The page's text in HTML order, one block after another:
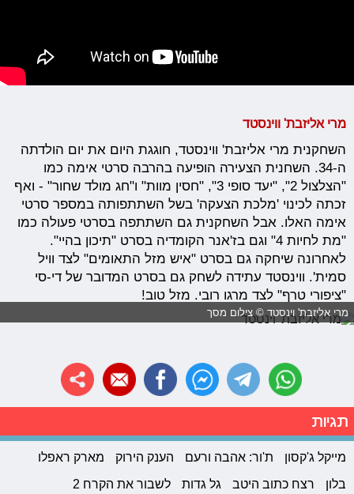
מרי אליזבת' ווינסטד
השחקנית מרי אליזבת' ווינסטד, חוגגת היום את יום הולדתה
ה-34. השחנית הצעירה הופיעה בהרבה סרטי אימה כמו
"הצלצול 2", "יעד סופי 3", "חסין מוות" ו"חג מולד שחור" - ואף
זכתה לכינוי 'מלכת הצעקה' בשל השתתפותה במספר סרטי
אימה האלו. אבל השחקנית גם השתתפה בסרטי פעולה כמו
"מת לחיות 4" וגם בז'אנר הקומדיה בסרט "תיכון בהיי".
לאחרונה שיחקה גם בסרט "איש מזל התאומים" לצד וויל
סמית'. ווינסטד עתידה לשחק גם בסרט המדובר של די-סי
"ציפורי טרף" לצד מרגו רובי. מזל טוב!
מרי אליזבת' וינסטד © צילום מסך
תגיות
מייקל ג'קסון ת'ור: אהבה ורעם הענק הירוק
מארק ראפלו
בלון
רצח כתוב היטב גל גדות לשבור את הקרח 2